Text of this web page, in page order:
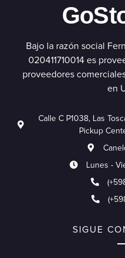
Bajo la razón social
020411710014 es
proveedores
en
Calle C P1038, Las
Pickup
Lunes -
SIGUE